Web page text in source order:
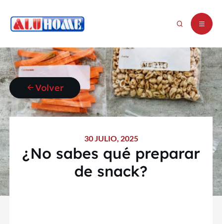
Volver
30 JULIO, 2025
¿No sabes qué preparar
de snack?